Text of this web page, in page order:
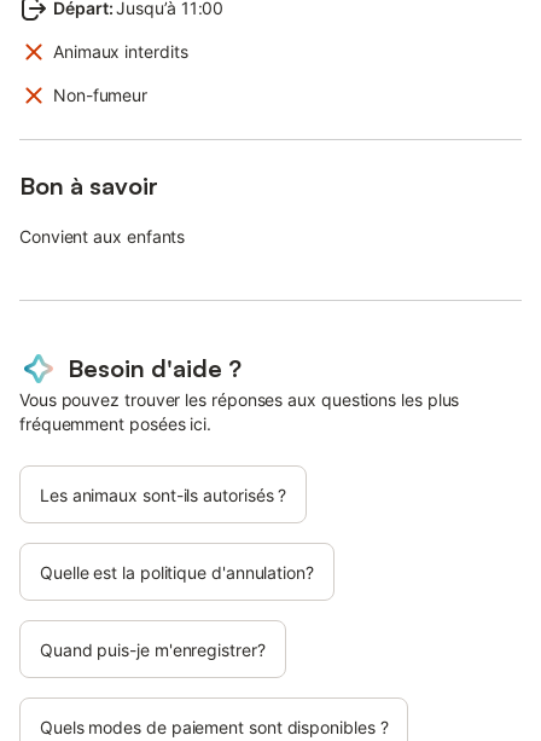
Départ:Jusqu’à 11:00
Animaux interdits
Non-fumeur
Bon à savoir
Convient aux enfants
Besoin d'aide ?
Vous pouvez trouver les réponses aux questions les plus
fréquemment posées ici.
Les animaux sont-ils autorisés ?
Quelle est la politique d'annulation?
Quand puis-je m'enregistrer?
Quels modes de paiement sont disponibles ?